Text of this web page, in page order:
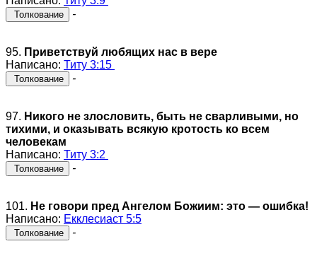
Толкование -
95. Приветствуй любящих нас в вере
Написано: Титу 3:15
Толкование -
97. Никого не злословить, быть не сварливыми, но
тихими, и оказывать всякую кротость ко всем
человекам
Написано: Титу 3:2
Толкование -
101. Не говори пред Ангелом Божиим: это — ошибка!
Написано: Екклесиаст 5:5
Толкование -